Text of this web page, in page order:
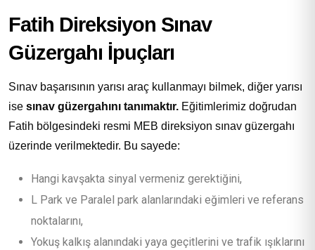
Fatih Direksiyon Sınav
Güzergahı İpuçları
Sınav başarısının yarısı araç kullanmayı bilmek, diğer yarısı
ise sınav güzergahını tanımaktır. Eğitimlerimiz doğrudan
Fatih bölgesindeki resmi MEB direksiyon sınav güzergahı
üzerinde verilmektedir. Bu sayede:
Hangi kavşakta sinyal vermeniz gerektiğini,
L Park ve Paralel park alanlarındaki eğimleri ve referans
noktalarını,
Yokuş kalkış alanındaki yaya geçitlerini ve trafik ışıklarını